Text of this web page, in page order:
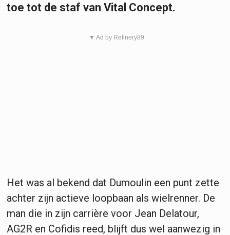
toe tot de staf van Vital Concept.
▼ Ad by Refinery89
Het was al bekend dat Dumoulin een punt zette
achter zijn actieve loopbaan als wielrenner. De
man die in zijn carrière voor Jean Delatour,
AG2R en Cofidis reed, blijft dus wel aanwezig in